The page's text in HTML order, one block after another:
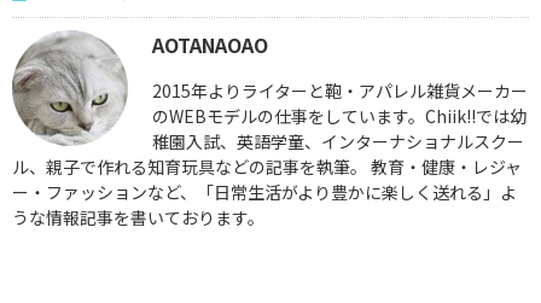
AOTANAOAO
2015年よりライターと鞄・アパレル雑貨メーカー
のWEBモデルの仕事をしています。Chiik!!では幼
稚園入試、英語学童、インターナショナルスクー
ル、親子で作れる知育玩具などの記事を執筆。 教育・健康・レジャ
ー・ファッションなど、「日常生活がより豊かに楽しく送れる」よ
うな情報記事を書いております。